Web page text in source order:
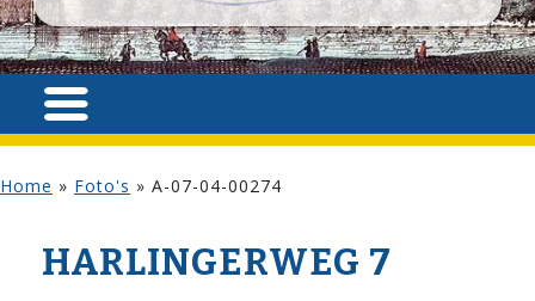
Home » Foto's » A-07-04-00274
HARLINGERWEG 7